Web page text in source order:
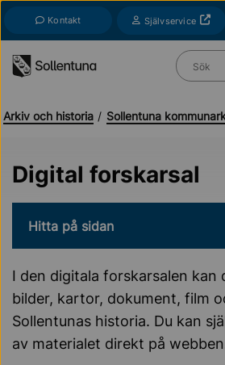
Kontakt Självservice
Öppnas i
Vad
Arkiv och historia Sollentuna
Digital forskarsal
Hitta på sidan
I den digitala forskarsalen kan
bilder, kartor, dokument, film
Sollentunas historia. Du kan
av materialet direkt på